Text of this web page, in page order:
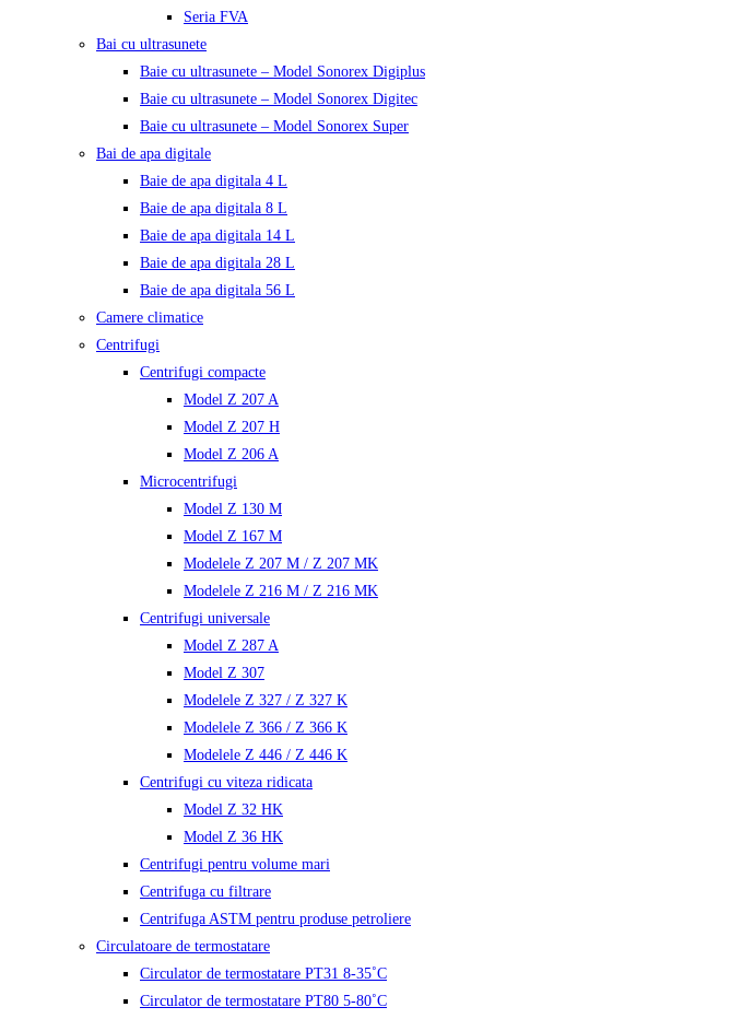
Seria FVA
Bai cu ultrasunete
Baie cu ultrasunete – Model Sonorex Digiplus
Baie cu ultrasunete – Model Sonorex Digitec
Baie cu ultrasunete – Model Sonorex Super
Bai de apa digitale
Baie de apa digitala 4 L
Baie de apa digitala 8 L
Baie de apa digitala 14 L
Baie de apa digitala 28 L
Baie de apa digitala 56 L
Camere climatice
Centrifugi
Centrifugi compacte
Model Z 207 A
Model Z 207 H
Model Z 206 A
Microcentrifugi
Model Z 130 M
Model Z 167 M
Modelele Z 207 M / Z 207 MK
Modelele Z 216 M / Z 216 MK
Centrifugi universale
Model Z 287 A
Model Z 307
Modelele Z 327 / Z 327 K
Modelele Z 366 / Z 366 K
Modelele Z 446 / Z 446 K
Centrifugi cu viteza ridicata
Model Z 32 HK
Model Z 36 HK
Centrifugi pentru volume mari
Centrifuga cu filtrare
Centrifuga ASTM pentru produse petroliere
Circulatoare de termostatare
Circulator de termostatare PT31 8-35˚C
Circulator de termostatare PT80 5-80˚C